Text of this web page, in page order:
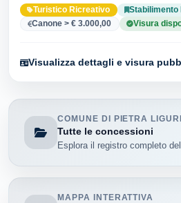
Turistico Ricreativo
Stabilimento
Canone > € 3.000,00
Visura
Visualizza dettagli e visura
COMUNE DI PIETRA
Tutte le concessioni
Esplora il registro completo
MAPPA INTERATTIVA